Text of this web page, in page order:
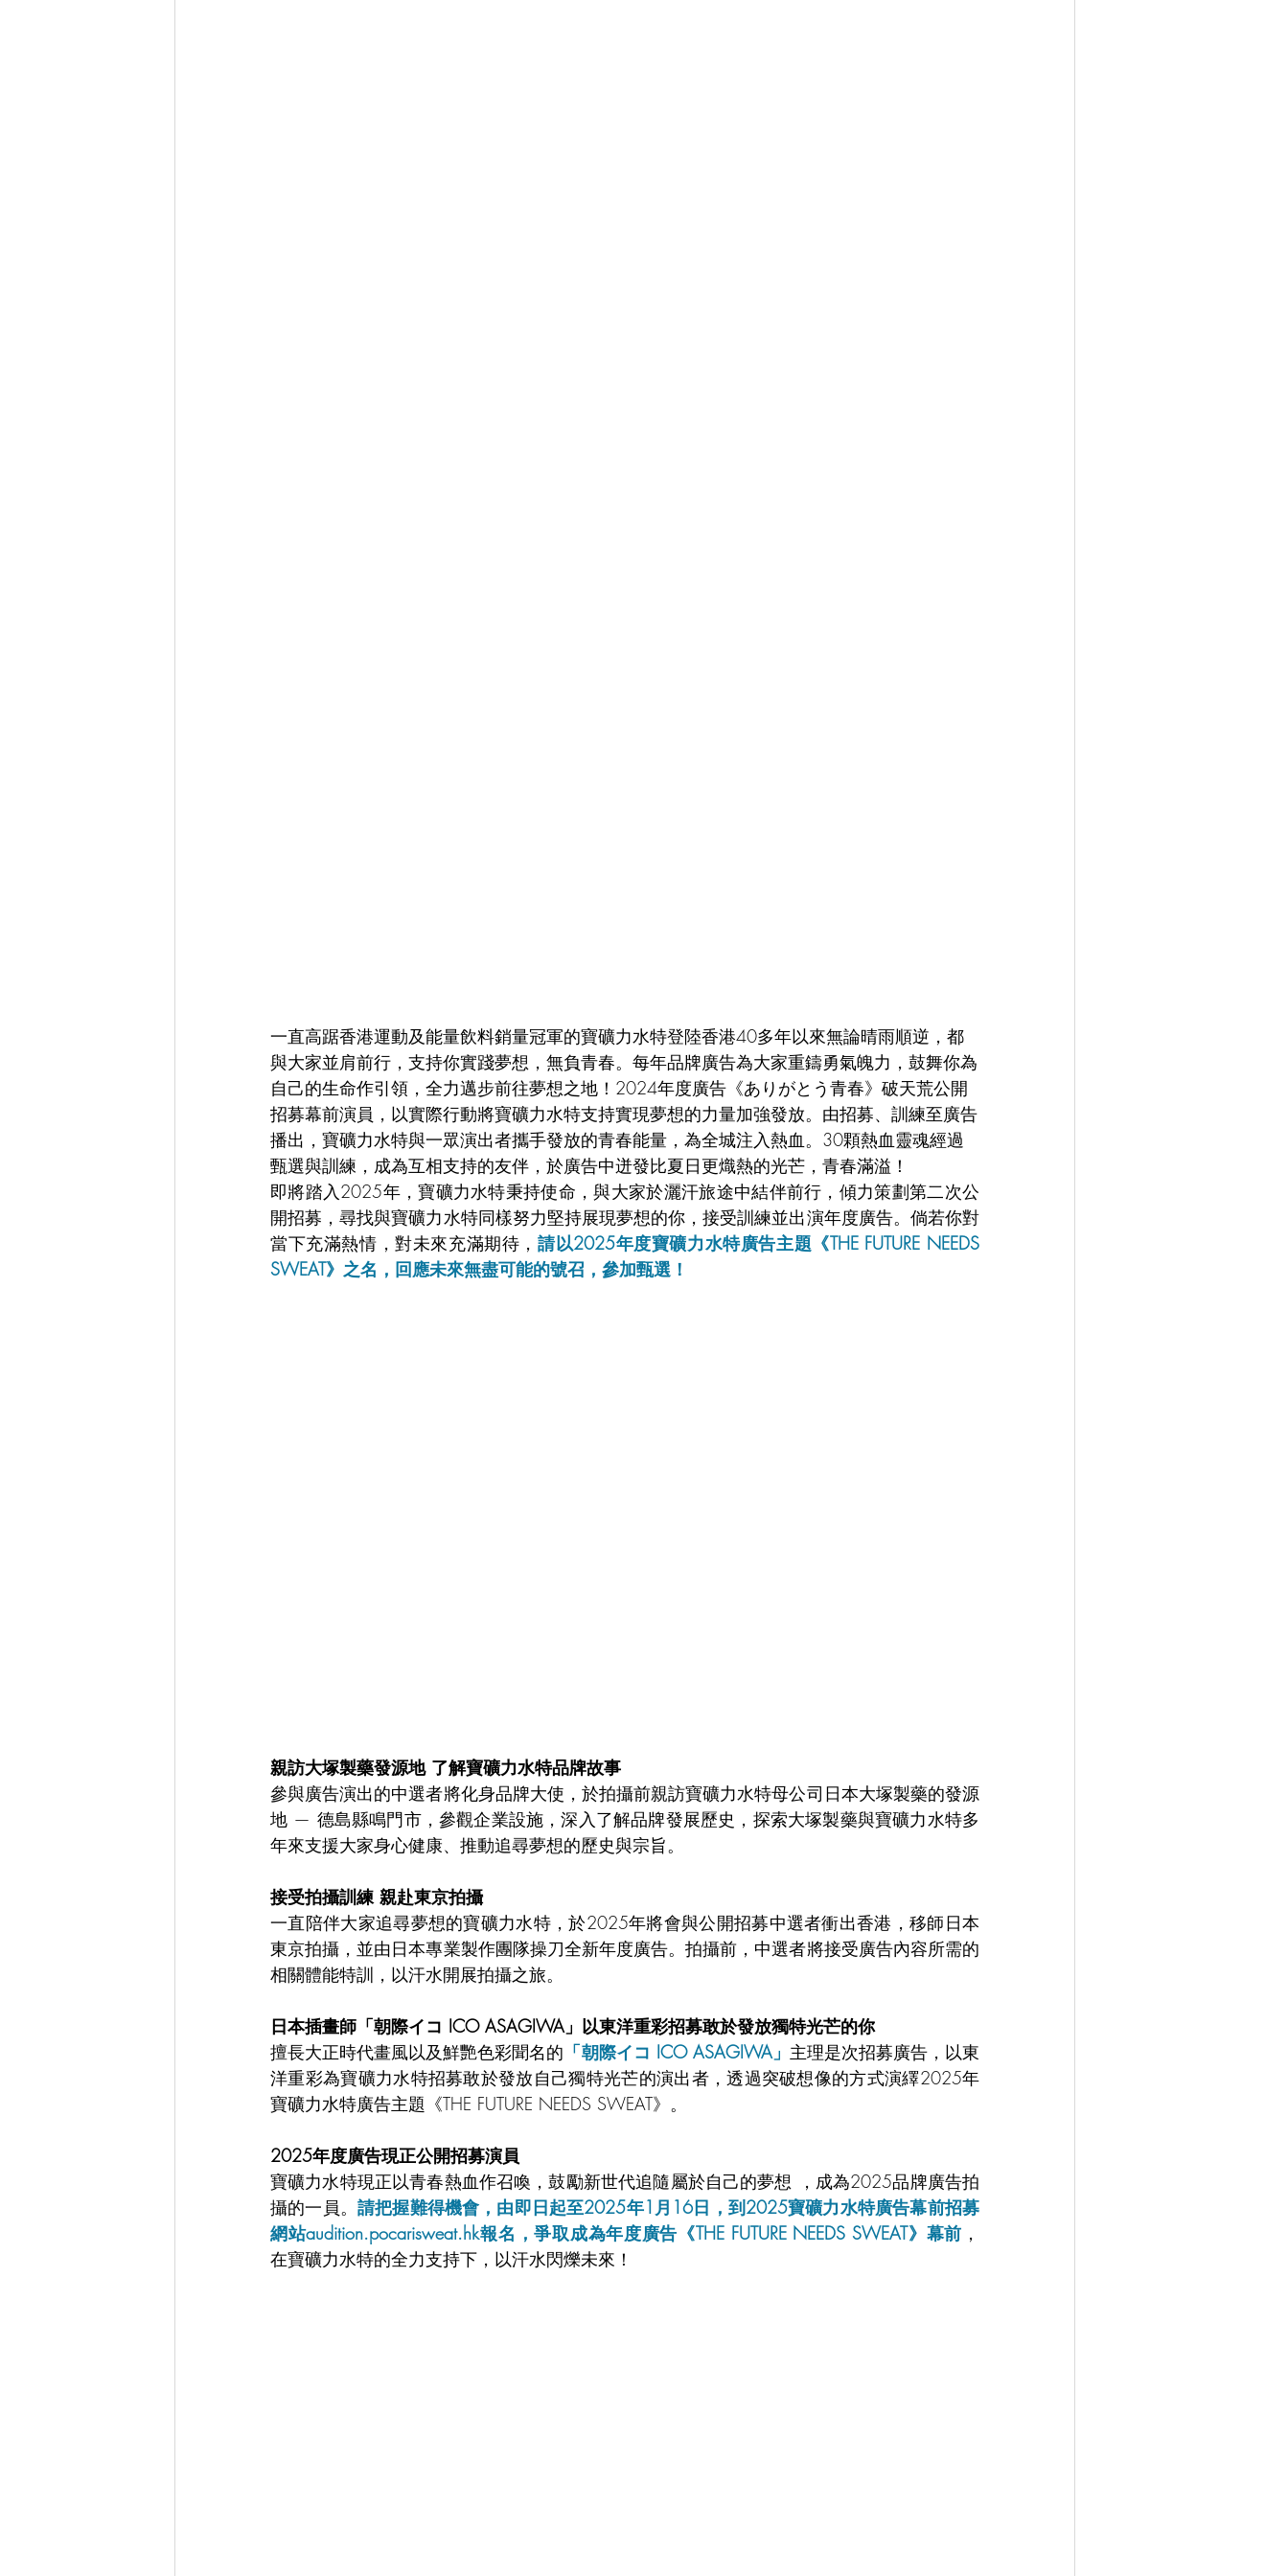
一直高踞香港運動及能量飲料銷量冠軍的寶礦力水特登陸香港40多年以來無論晴雨順逆，都
與大家並肩前行，支持你實踐夢想，無負青春。每年品牌廣告為大家重鑄勇氣魄力，鼓舞你為
自己的生命作引領，全力邁步前往夢想之地！2024年度廣告《ありがとう青春》破天荒公開
招募幕前演員，以實際行動將寶礦力水特支持實現夢想的力量加強發放。由招募、訓練至廣告
播出，寶礦力水特與一眾演出者攜手發放的青春能量，為全城注入熱血。30顆熱血靈魂經過
甄選與訓練，成為互相支持的友伴，於廣告中迸發比夏日更熾熱的光芒，青春滿溢！
即將踏入2025年，寶礦力水特秉持使命，與大家於灑汗旅途中結伴前行，傾力策劃第二次公
開招募，尋找與寶礦力水特同樣努力堅持展現夢想的你，接受訓練並出演年度廣告。倘若你對
當下充滿熱情，對未來充滿期待， 請以2025年度寶礦力水特廣告主題《THE FUTURE NEEDS
SWEAT》之名，回應未來無盡可能的號召，參加甄選！
親訪大塚製藥發源地 了解寶礦力水特品牌故事
參與廣告演出的中選者將化身品牌大使，於拍攝前親訪寶礦力水特母公司日本大塚製藥的發源
地 — 德島縣鳴門市，參觀企業設施，深入了解品牌發展歷史，探索大塚製藥與寶礦力水特多
年來支援大家身心健康、推動追尋夢想的歷史與宗旨。
接受拍攝訓練 親赴東京拍攝
一直陪伴大家追尋夢想的寶礦力水特，於2025年將會與公開招募中選者衝出香港，移師日本
東京拍攝，並由日本專業製作團隊操刀全新年度廣告。拍攝前，中選者將接受廣告內容所需的
相關體能特訓，以汗水開展拍攝之旅。
日本插畫師「朝際イコ ICO ASAGIWA」以東洋重彩招募敢於發放獨特光芒的你
擅長大正時代畫風以及鮮艷色彩聞名的 「朝際イコ ICO ASAGIWA」 主理是次招募廣告，以東
洋重彩為寶礦力水特招募敢於發放自己獨特光芒的演出者，透過突破想像的方式演繹2025年
寶礦力水特廣告主題《THE FUTURE NEEDS SWEAT》。
2025年度廣告現正公開招募演員
寶礦力水特現正以青春熱血作召喚，鼓勵新世代追隨屬於自己的夢想 ，成為2025品牌廣告拍
攝的一員。 請把握難得機會，由即日起至2025年1月16日，到2025寶礦力水特廣告幕前招募
網站audition.pocarisweat.hk報名，爭取成為年度廣告《THE FUTURE NEEDS SWEAT》幕前 ，
在寶礦力水特的全力支持下，以汗水閃爍未來！